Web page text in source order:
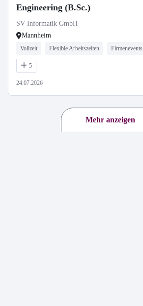
Engineering (B.Sc.)
SV Informatik GmbH
Mannheim
Vollzeit Flexible Arbeitszeiten Firmenevents
5
24.07.2026
Mehr anzeigen